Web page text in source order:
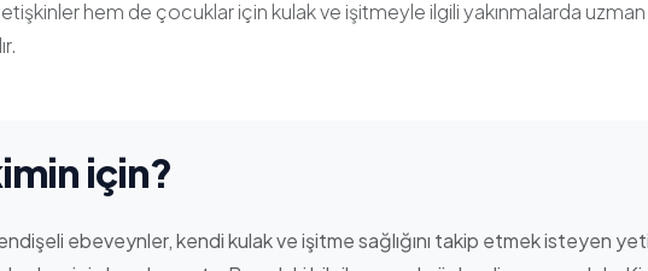
hem de çocuklar için kulak ve işitmeyle ilgili yakınmalarda
için?
ebeveynler, kendi kulak ve işitme sağlığını takip etmek isteyen